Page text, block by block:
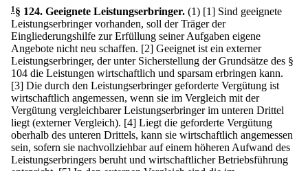
1 § 124. Geeignete Leistungserbringer. (1) [1] Sind geeignete
Leistungserbringer vorhanden, soll der Träger der
Eingliederungshilfe zur Erfüllung seiner Aufgaben eigene
Angebote nicht neu schaffen. [2] Geeignet ist ein externer
Leistungserbringer, der unter Sicherstellung der Grundsätze des §
104 die Leistungen wirtschaftlich und sparsam erbringen kann.
[3] Die durch den Leistungserbringer geforderte Vergütung ist
wirtschaftlich angemessen, wenn sie im Vergleich mit der
Vergütung vergleichbarer Leistungserbringer im unteren Drittel
liegt (externer Vergleich). [4] Liegt die geforderte Vergütung
oberhalb des unteren Drittels, kann sie wirtschaftlich angemessen
sein, sofern sie nachvollziehbar auf einem höheren Aufwand des
Leistungserbringers beruht und wirtschaftlicher Betriebsführung